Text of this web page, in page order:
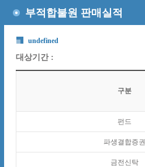
부적합불원 판매실적
undefined
대상기간 :
구분
펀드
파생결합증권
금전신탁